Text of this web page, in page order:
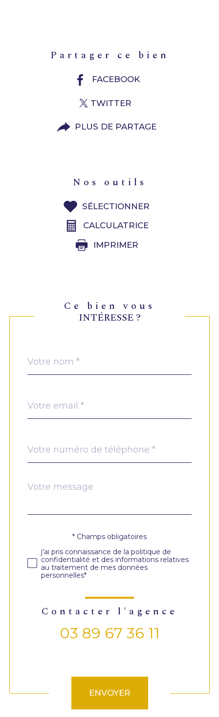
partager ce bien
FACEBOOK
TWITTER
PLUS DE PARTAGE
nos outils
SÉLECTIONNER
CALCULATRICE
IMPRIMER
ce bien vous
INTÉRESSE ?
par
*
*
*
Fieldset
défaut
Message
*
Validation* Champs obligatoires
j'ai pris connaissance de la politique de
confidentialité et des informations relatives
au traitement de mes données
personnelles*
contacter l'agence
03 89 67 36 11
ENVOYER